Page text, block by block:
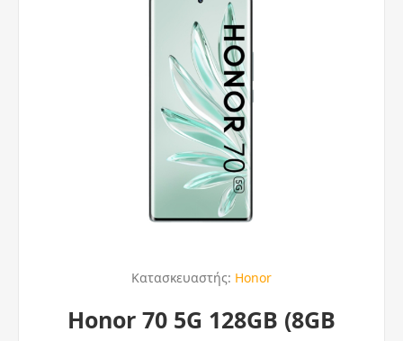
Κατασκευαστής: Honor
Honor 70 5G 128GB (8GB